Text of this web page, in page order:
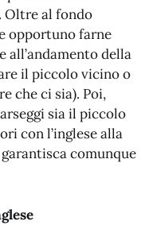
Oltre al fondo
opportuno farne
all’andamento della
il piccolo vicino o
che ci sia). Poi,
sia il piccolo
con l’inglese alla
comunque